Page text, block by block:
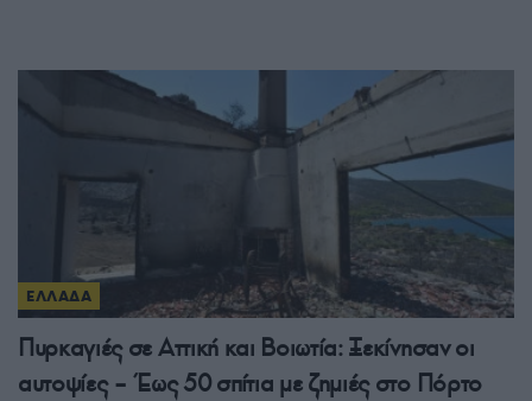
ΕΛΛΑΔΑ
Πυρκαγιές σε Αττική και Βοιωτία: Ξεκίνησαν οι
αυτοψίες – Έως 50 σπίτια με ζημιές στο Πόρτο